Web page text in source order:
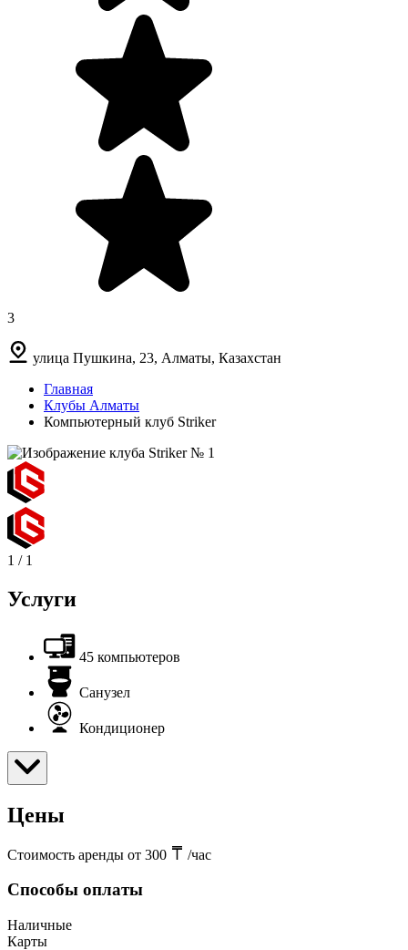
3
улица Пушкина, 23, Алматы, Казахстан
Главная
Клубы Алматы
Компьютерный клуб Striker
1 / 1
Услуги
45 компьютеров
Санузел
Кондиционер
Цены
Стоимость аренды от 300 /час
Способы оплаты
Наличные
Карты